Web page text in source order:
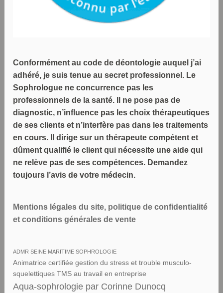
Conformément au code de déontologie auquel j’ai
adhéré, je suis tenue au secret professionnel. Le
Sophrologue ne concurrence pas les
professionnels de la santé. Il ne pose pas de
diagnostic, n’influence pas les choix thérapeutiques
de ses clients et n’interfère pas dans les traitements
en cours. Il dirige sur un thérapeute compétent et
dûment qualifié le client qui nécessite une aide qui
ne relève pas de ses compétences. Demandez
toujours l’avis de votre médecin.
Mentions légales du site, politique de confidentialité
et conditions générales de vente
ADMR SEINE MARITIME SOPHROLOGIE
Animatrice certifiée gestion du stress et trouble musculo-
squelettiques TMS au travail en entreprise
Aqua-sophrologie par Corinne Dunocq